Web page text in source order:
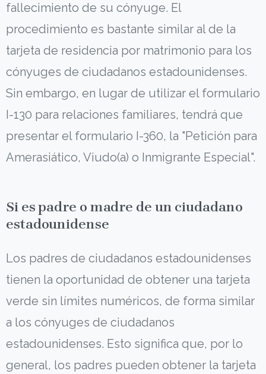
fallecimiento de su cónyuge. El
procedimiento es bastante similar al de la
tarjeta de residencia por matrimonio para los
cónyuges de ciudadanos estadounidenses.
Sin embargo, en lugar de utilizar el formulario
I-130 para relaciones familiares, tendrá que
presentar el formulario I-360, la "Petición para
Amerasiático, Viudo(a) o Inmigrante Especial".
Si es padre o madre de un ciudadano
estadounidense
Los padres de ciudadanos estadounidenses
tienen la oportunidad de obtener una tarjeta
verde sin límites numéricos, de forma similar
a los cónyuges de ciudadanos
estadounidenses. Esto significa que, por lo
general, los padres pueden obtener la tarjeta